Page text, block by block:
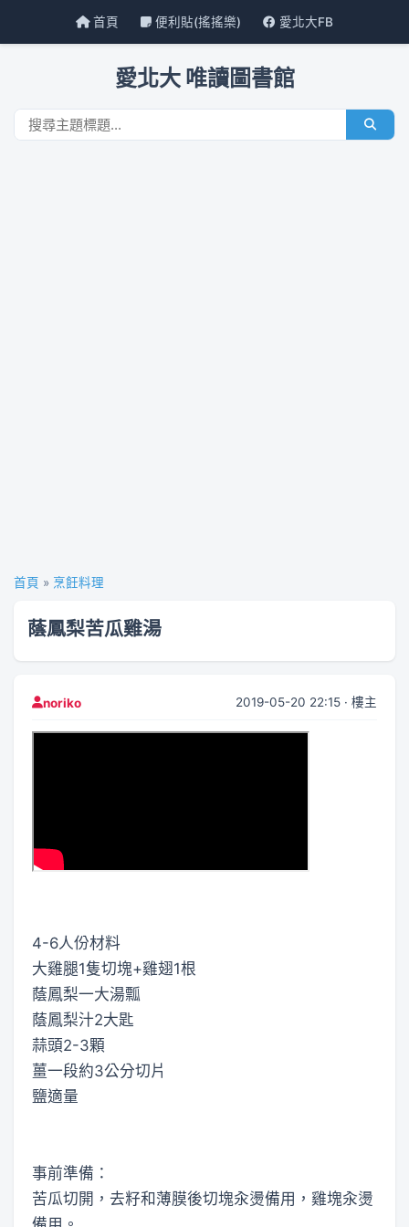
首頁 便利貼(搖搖樂) 愛北大FB
愛北大 唯讀圖書館
首頁 » 烹飪料理
蔭鳳梨苦瓜雞湯
noriko 2019-05-20 22:15 · 樓主
4-6人份材料
大雞腿1隻切塊+雞翅1根
蔭鳳梨一大湯瓢
蔭鳳梨汁2大匙
蒜頭2-3顆
薑一段約3公分切片
鹽適量
事前準備：
苦瓜切開，去籽和薄膜後切塊汆燙備用，雞塊汆燙